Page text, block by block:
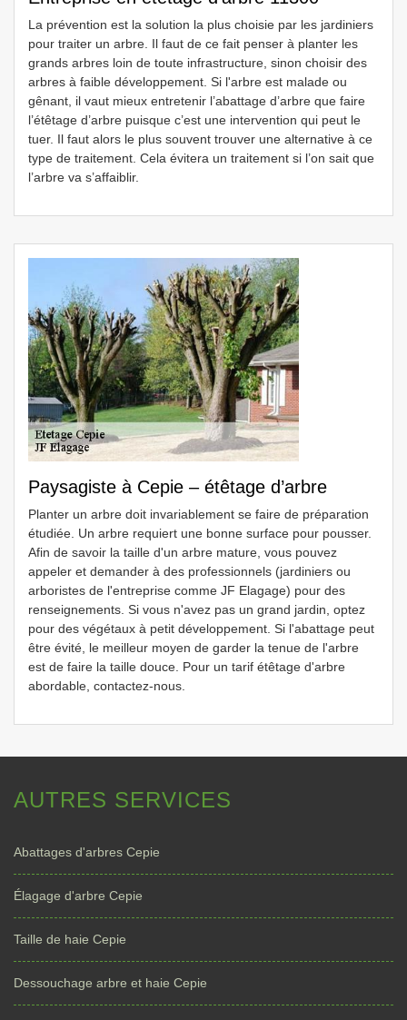
La prévention est la solution la plus choisie par les jardiniers
pour traiter un arbre. Il faut de ce fait penser à planter les
grands arbres loin de toute infrastructure, sinon choisir des
arbres à faible développement. Si l'arbre est malade ou
gênant, il vaut mieux entretenir l’abattage d’arbre que faire
l’étêtage d’arbre puisque c’est une intervention qui peut le
tuer. Il faut alors le plus souvent trouver une alternative à ce
type de traitement. Cela évitera un traitement si l’on sait que
l’arbre va s’affaiblir.
Paysagiste à Cepie – étêtage d’arbre
Planter un arbre doit invariablement se faire de préparation
étudiée. Un arbre requiert une bonne surface pour pousser.
Afin de savoir la taille d'un arbre mature, vous pouvez
appeler et demander à des professionnels (jardiniers ou
arboristes de l'entreprise comme JF Elagage) pour des
renseignements. Si vous n'avez pas un grand jardin, optez
pour des végétaux à petit développement. Si l'abattage peut
être évité, le meilleur moyen de garder la tenue de l'arbre
est de faire la taille douce. Pour un tarif étêtage d'arbre
abordable, contactez-nous.
AUTRES SERVICES
Abattages d'arbres Cepie
Élagage d'arbre Cepie
Taille de haie Cepie
Dessouchage arbre et haie Cepie